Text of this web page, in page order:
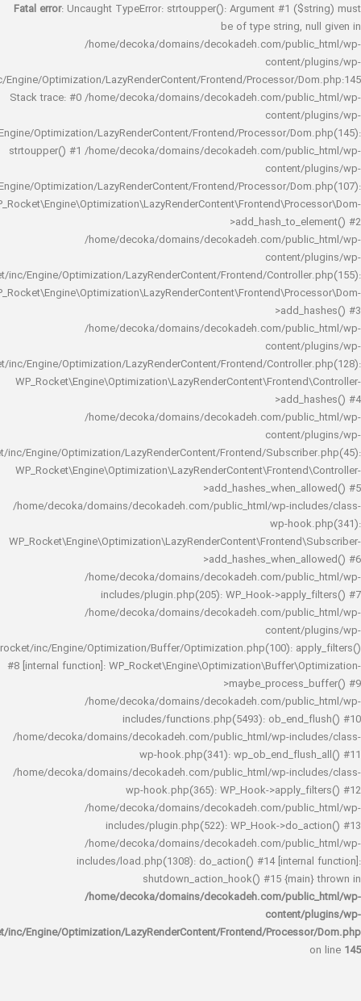
Fatal error : Uncaught TypeError: strtoupper(): Argument #1
be of type string,
/home/decoka/domains/decokadeh.com/
rocket/inc/Engine/Optimization/LazyRenderContent/Frontend/Processor/
Stack trace: #0 /home/decoka/domains/decokadeh.com/
rocket/inc/Engine/Optimization/LazyRenderContent/Frontend/Processor/
strtoupper() #1 /home/decoka/domains/decokadeh.com/
rocket/inc/Engine/Optimization/LazyRenderContent/Frontend/Processor/
/home/decoka/domains/decokadeh.com/
rocket/inc/Engine/Optimization/LazyRenderContent/Frontend/
/home/decoka/domains/decokadeh.com/
rocket/inc/Engine/Optimization/LazyRenderContent/Frontend/
/home/decoka/domains/decokadeh.com/
rocket/inc/Engine/Optimization/LazyRenderContent/Frontend/
/home/decoka/domains/decokadeh.com/public_html/wp-
wp-
/home/decoka/domains/decokadeh.com/
includes/plugin.php(205): WP_Hook-
/home/decoka/domains/decokadeh.com/
rocket/inc/Engine/Optimization/Buffer/Optimization.php(100):
#8 [internal function]:
/home/decoka/domains/decokadeh.com/
includes/functions.php(5493):
/home/decoka/domains/decokadeh.com/public_html/wp-
wp-hook.php(341):
/home/decoka/domains/decokadeh.com/public_html/wp-
wp-hook.php(365): WP_Hook-
/home/decoka/domains/decokadeh.com/
includes/plugin.php(522): WP_Hook-
/home/decoka/domains/decokadeh.com/
includes/load.php(1308): do_action() #14
shutdown_action_hook() #15
/home/decoka/domains/decokadeh.com/
rocket/inc/Engine/Optimization/LazyRenderContent/Frontend/